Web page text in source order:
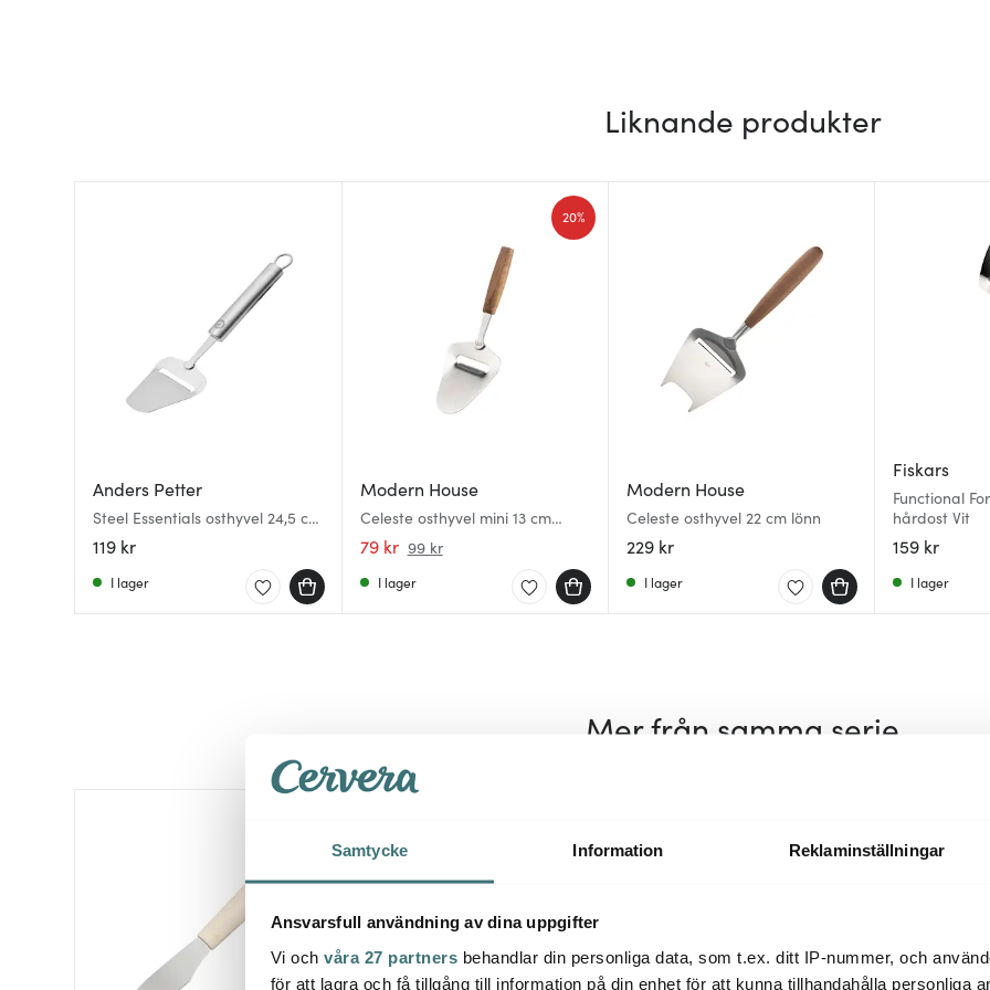
Samtycke Information Reklaminställningar
Ansvarsfull användning av dina uppgifter
Vi och våra 27 partners behandlar din personliga data, som t.ex. ditt IP-nummer, och
för att lagra och få tillgång till information på din enhet för att kunna tillhandahålla personliga
Liknande produkter
Anders Petter
Steel Essentials osthyvel 24,5 cm
stål
119 kr
I lager
Modern House
Celeste osthyvel mini 13 cm
stål/trä
79 kr 99 kr
20%
I lager
Modern House
Celeste osthyvel 22 cm lönn
229 kr
I lager
Fiskars
Functional
hårdost Vit
159 kr
I lager
Mer från samma serie